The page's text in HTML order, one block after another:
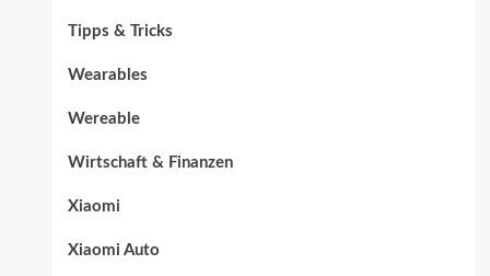
Tipps & Tricks
Wearables
Wereable
Wirtschaft & Finanzen
Xiaomi
Xiaomi Auto